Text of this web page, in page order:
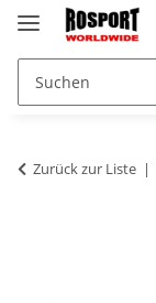
Zurück zur Liste